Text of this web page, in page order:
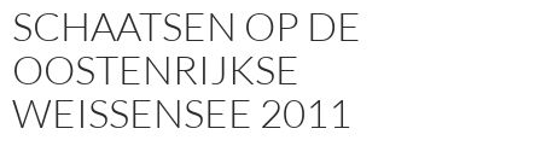
SCHAATSEN OP DE
OOSTENRIJKSE
WEISSENSEE 2011